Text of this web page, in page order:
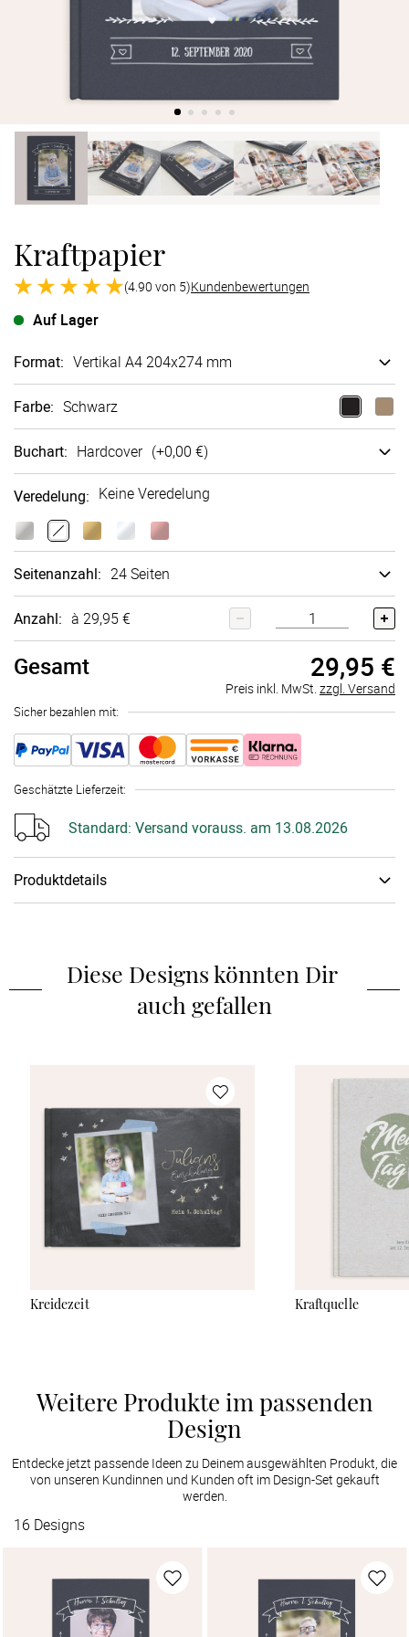
Kraftpapier
(4.90 von 5)Kundenbewertungen
Auf Lager
Format: Vertikal A4 204x274 mm
Farbe: Schwarz
Buchart: Hard­cover (+0,00 €)
Veredelung: Keine Veredelung
Seitenanzahl: 24 Seiten
Anzahl: à 29,95 €
Gesamt 29,95 €
Preis inkl. MwSt. zzgl. Versand
Sicher bezahlen mit:
Geschätzte Lieferzeit:
Standard: Versand vorauss. am 13.08.2026
Produktdetails
die Ewigkeit festzuhalten.
Diese Designs könnten Dir
auch gefallen
Kreidezeit Kraftquelle
Weitere Produkte im passenden
Design
Entdecke jetzt passende Ideen zu Deinem ausgewählten Produkt, die
von unseren Kundinnen und Kunden oft im Design-Set gekauft
werden.
16 Designs